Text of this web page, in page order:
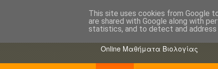
Online Μαθήματα Βιολογίας
This site uses cookies from Google
are shared with Google along with
statistics, and to detect and address